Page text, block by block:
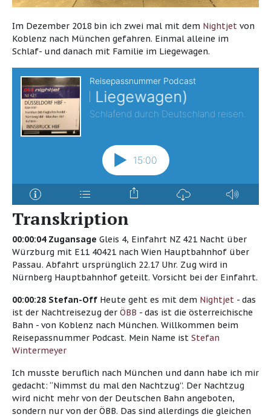
Im Dezember 2018 bin ich zwei mal mit dem Nightjet von
Koblenz nach München gefahren. Einmal alleine im
Schlaf- und danach mit Familie im Liegewagen.
Transkription
00:00:04 Zugansage Gleis 4, Einfahrt NZ 421 Nacht über
Würzburg mit E11 40421 nach Wien Hauptbahnhof über
Passau. Abfahrt ursprünglich 22.17 Uhr. Zug wird in
Nürnberg Hauptbahnhof geteilt. Vorsicht bei der Einfahrt.
00:00:28 Stefan-Off Heute geht es mit dem Nightjet - das
ist der Nachtreisezug der ÖBB - das ist die österreichische
Bahn - von Koblenz nach München. Willkommen beim
Reisepassnummer Podcast. Mein Name ist Stefan
Wintermeyer
Ich musste beruflich nach München und dann habe ich mir
gedacht: “Nimmst du mal den Nachtzug”. Der Nachtzug
wird nicht mehr von der Deutschen Bahn angeboten,
sondern nur von der ÖBB. Das sind allerdings die gleichen